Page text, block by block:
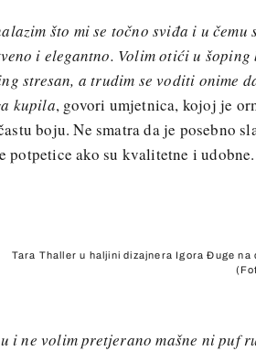
što mi se točno sviđa i u čemu
i elegantno. Volim otići u
stresan, a trudim se voditi onime
kupila, govori umjetnica, kojoj je
boju. Ne smatra da je posebno
potpetice ako su kvalitetne i
Tara Thaller u haljini dizajnera Igora Đuge na
i ne volim pretjerano mašne ni puf